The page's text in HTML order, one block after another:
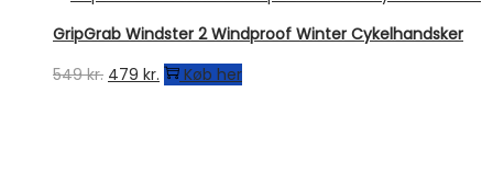
GripGrab Windster 2 Windproof Winter Cykelhandsker
549kr. Den
479 kr. DenKøb her